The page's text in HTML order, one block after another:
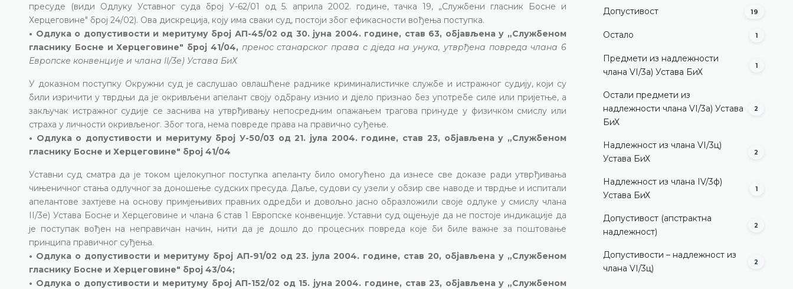
пресуде (види Одлуку Уставног суда број У-62/01 од 5. априла 2002. године, тачка 19, „Службени гласник Босне и
Херцеговине" број 24/02). Ова дискреција, коју има сваки суд, постоји због ефикасности вођења поступка.
• Одлука о допустивости и меритуму број АП-45/02 од 30. јуна 2004. године, став 63, објављена у „Службеном
гласнику Босне и Херцеговине" број 41/04, пренос станарског права с дједа на унука, утврђена повреда члана 6
Европске конвенције и члана II/3е) Устава БиХ
У доказном поступку Окружни суд је саслушао овлашћене раднике криминалистичке службе и истражног судију, који су
били изричити у тврдњи да је окривљени апелант своју одбрану изнио и дјело признао без употребе силе или пријетње, а
закључак истражног судије се заснива на утврђивању непосредним опажањем трагова принуде у физичком смислу или
страха у личности окривљеног. Због тога, нема повреде права на правично суђење.
• Одлука о допустивости и меритуму број У-50/03 од 21. јула 2004. године, став 23, објављена у „Службеном
гласнику Босне и Херцеговине" број 41/04
Уставни суд сматра да је током цјелокупног поступка апеланту било омогућено да изнесе све доказе ради утврђивања
чињеничног стања одлучног за доношење судских пресуда. Даље, судови су узели у обзир све наводе и тврдње и испитали
апелантове захтјеве на основу примјењивих правних одредби и довољно јасно образложили своје одлуке у смислу члана
II/3е) Устава Босне и Херцеговине и члана 6 став 1 Европске конвенције. Уставни суд оцјењује да не постоје индикације да
је поступак вођен на неправичан начин, нити да је дошло до процесних повреда које би биле важне за поштовање
принципа правичног суђења.
• Одлука о допустивости и меритуму број АП-91/02 од 23. јула 2004. године, став 20, објављена у „Службеном
гласнику Босне и Херцеговине" број 43/04;
• Одлука о допустивости и меритуму број АП-152/02 од 15. јуна 2004. године, став 23, објављена у „Службеном
Допустивост 19
Остало 1
Предмети из надлежности
члана VI/3а) Устава БиХ
1
Остали предмети из
надлежности члана VI/3а) Устава
БиХ
2
Надлежност из члана VI/3ц)
Устава БиХ
2
Надлежност из члана IV/3ф)
Устава БиХ
1
Допустивост (aпстрактна
надлежност)
2
Допустивости – надлежност из
члана VI/3ц)
2